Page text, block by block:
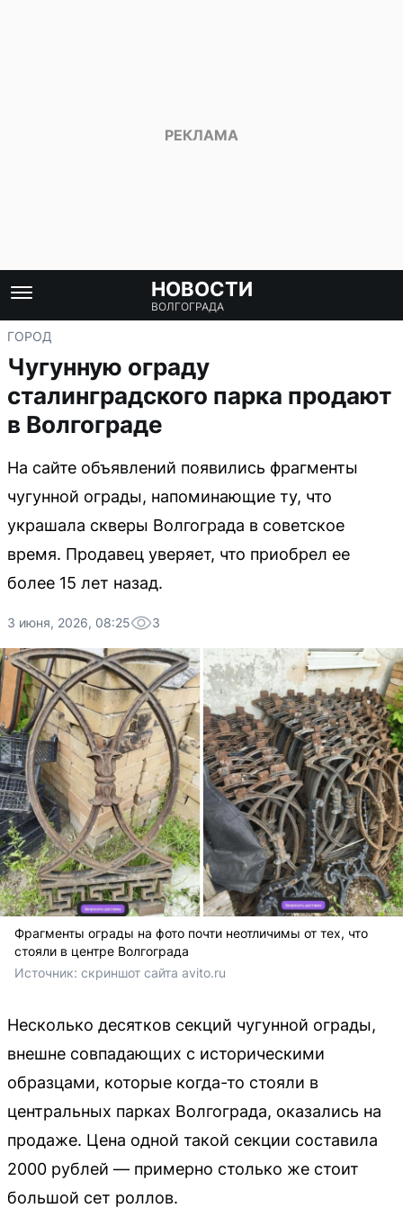
НОВОСТИ
ВОЛГОГРАДА
ГОРОД
Чугунную ограду
сталинградского парка продают
в Волгограде
На сайте объявлений появились фрагменты
чугунной ограды, напоминающие ту, что
украшала скверы Волгограда в советское
время. Продавец уверяет, что приобрел ее
более 15 лет назад.
3 июня, 2026, 08:25 3
Фрагменты ограды на фото почти неотличимы от тех, что
стояли в центре Волгограда
Источник: скриншот сайта avito.ru
Несколько десятков секций чугунной ограды,
внешне совпадающих с историческими
образцами, которые когда-то стояли в
центральных парках Волгограда, оказались на
продаже. Цена одной такой секции составила
2000 рублей — примерно столько же стоит
большой сет роллов.